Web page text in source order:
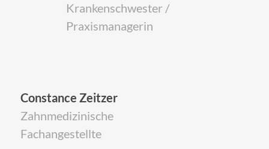
Krankenschwester /
Praxismanagerin
Constance Zeitzer
Zahnmedizinische
Fachangestellte